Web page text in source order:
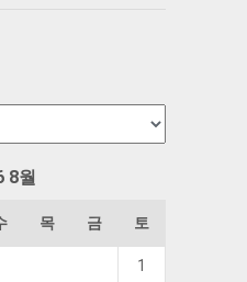
8월
목 금 토
1